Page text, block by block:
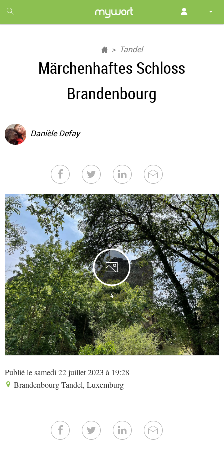
month
free
Tandel
Märchenhaftes Schloss
Brandenbourg
Danièle Defay
4
Publié le samedi 22 juillet 2023 à 19:28
Brandenbourg Tandel, Luxemburg